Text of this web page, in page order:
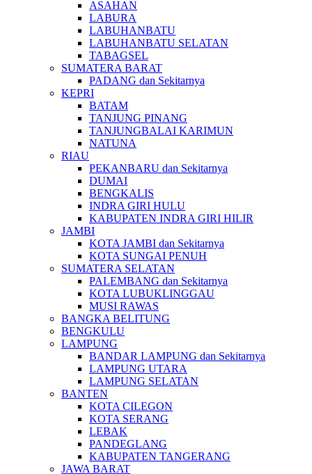
ASAHAN
LABURA
LABUHANBATU
LABUHANBATU SELATAN
TABAGSEL
SUMATERA BARAT
PADANG dan Sekitarnya
KEPRI
BATAM
TANJUNG PINANG
TANJUNGBALAI KARIMUN
NATUNA
RIAU
PEKANBARU dan Sekitarnya
DUMAI
BENGKALIS
INDRA GIRI HULU
KABUPATEN INDRA GIRI HILIR
JAMBI
KOTA JAMBI dan Sekitarnya
KOTA SUNGAI PENUH
SUMATERA SELATAN
PALEMBANG dan Sekitarnya
KOTA LUBUKLINGGAU
MUSI RAWAS
BANGKA BELITUNG
BENGKULU
LAMPUNG
BANDAR LAMPUNG dan Sekitarnya
LAMPUNG UTARA
LAMPUNG SELATAN
BANTEN
KOTA CILEGON
KOTA SERANG
LEBAK
PANDEGLANG
KABUPATEN TANGERANG
JAWA BARAT